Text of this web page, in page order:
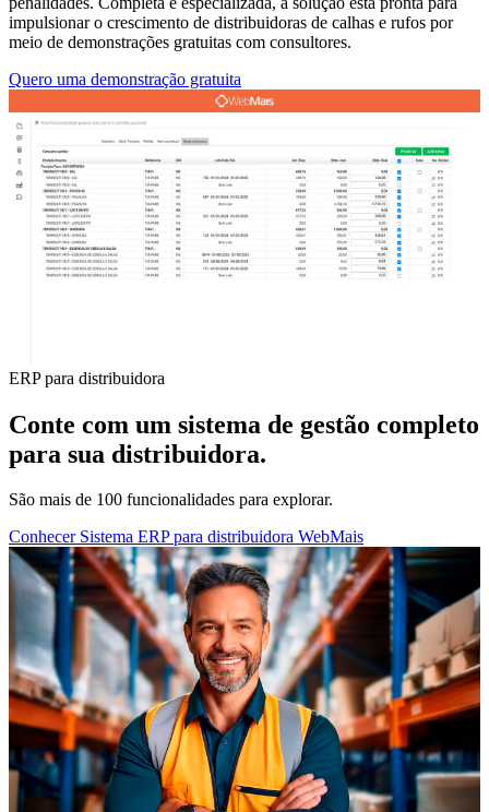
impulsionar o crescimento de distribuidoras de calhas e rufos por
meio de demonstrações gratuitas com consultores.
Quero uma demonstração gratuita
ERP para distribuidora
Conte com um sistema de gestão completo
para sua distribuidora.
São mais de 100 funcionalidades para explorar.
Conhecer Sistema ERP para distribuidora WebMais